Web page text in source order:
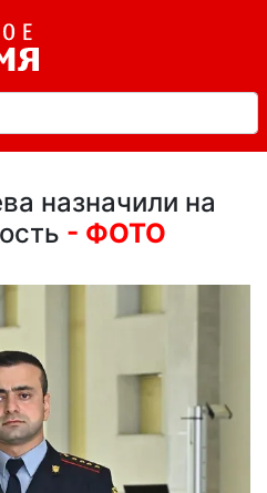
назначили на
- ФОТО